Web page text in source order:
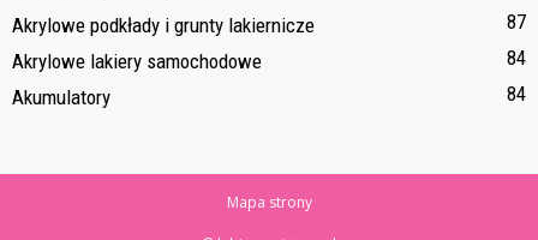
Akrylowe podkłady i grunty lakiernicze
87
Akrylowe lakiery samochodowe
84
Akumulatory
84
Mapa strony